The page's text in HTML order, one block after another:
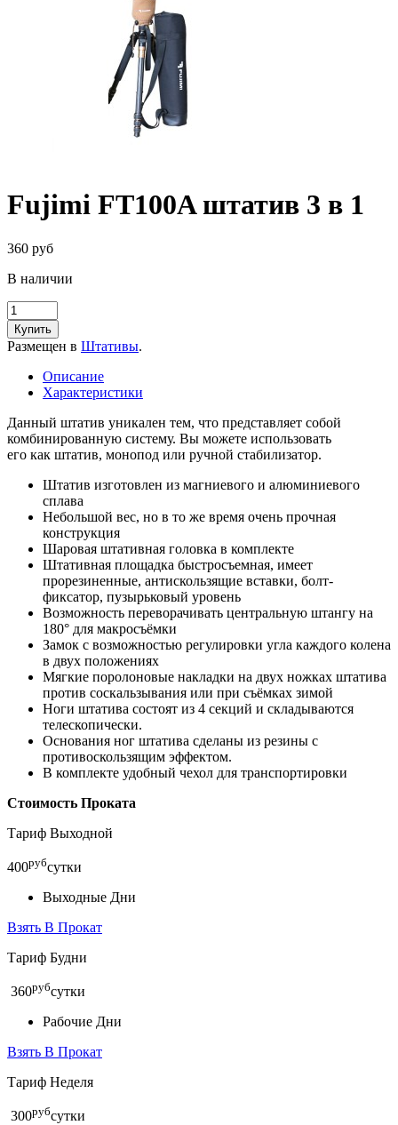
Fujimi FT100A штатив 3 в 1
360 руб
В наличии
Купить
Размещен в Штативы.
Описание
Характеристики
Данный штатив уникален тем, что представляет собой
комбинированную систему. Вы можете использовать
его как штатив, монопод или ручной стабилизатор.
Штатив изготовлен из магниевого и алюминиевого
сплава
Небольшой вес, но в то же время очень прочная
конструкция
Шаровая штативная головка в комплекте
Штативная площадка быстросъемная, имеет
прорезиненные, антискользящие вставки, болт-
фиксатор, пузырьковый уровень
Возможность переворачивать центральную штангу на
180° для макросъёмки
Замок с возможностью регулировки угла каждого колена
в двух положениях
Мягкие поролоновые накладки на двух ножках штатива
против соскальзывания или при съёмках зимой
Ноги штатива состоят из 4 секций и складываются
телескопически.
Основания ног штатива сделаны из резины с
противоскользящим эффектом.
В комплекте удобный чехол для транспортировки
Стоимость Проката
Тариф Выходной
400рубсутки
Выходные Дни
Взять В Прокат
Тариф Будни
360рубсутки
Рабочие Дни
Взять В Прокат
Тариф Неделя
300рубсутки